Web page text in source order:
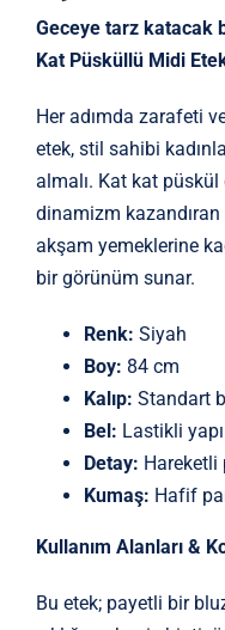
Geceye tarz katacak
Kat Püsküllü Midi
Her adımda zarafeti
etek, stil sahibi
almalı. Kat kat püskül
dinamizm kazandıran
akşam yemeklerine
bir görünüm sunar.
Renk: Siyah
Boy: 84 cm
Kalıp: Standart
Bel: Lastikli
Detay: Hareketli
Kumaş: Hafif
Kullanım Alanları &
Bu etek; payetli bir